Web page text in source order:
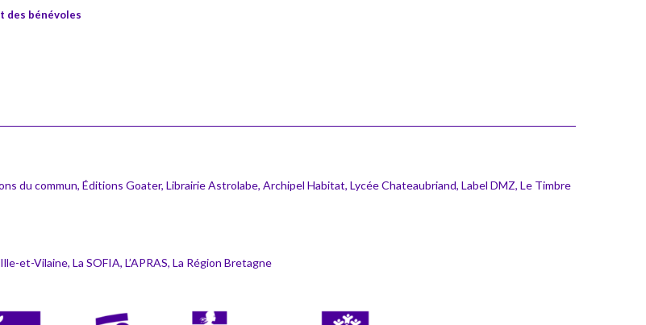
des bénévoles
du commun, Éditions Goater, Librairie Astrolabe, Archipel Habitat, Lycée Chateaubriand, Label DMZ, Le Timbre
et-Vilaine, La SOFIA, L’APRAS, La Région Bretagne